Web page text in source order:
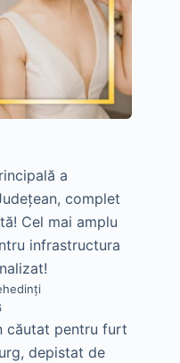
a
complet
Cel mai amplu
infrastructura
căutat pentru furt
depistat de